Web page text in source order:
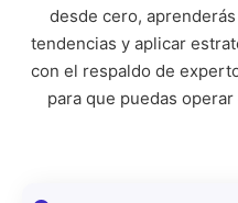
desde cero,
tendencias y aplicar
con el respaldo de
para que puedas